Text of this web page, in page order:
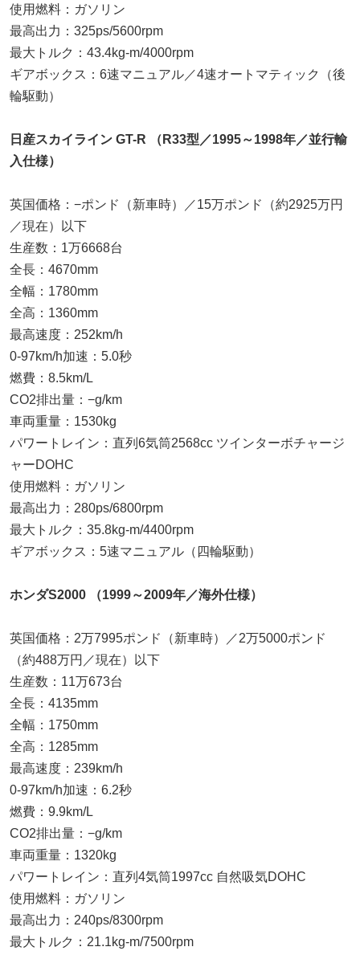
使用燃料：ガソリン
最高出力：325ps/5600rpm
最大トルク：43.4kg-m/4000rpm
ギアボックス：6速マニュアル／4速オートマティック（後
輪駆動）
日産スカイライン GT-R （R33型／1995～1998年／並行輸
入仕様）
英国価格：−ポンド（新車時）／15万ポンド（約2925万円
／現在）以下
生産数：1万6668台
全長：4670mm
全幅：1780mm
全高：1360mm
最高速度：252km/h
0-97km/h加速：5.0秒
燃費：8.5km/L
CO2排出量：−g/km
車両重量：1530kg
パワートレイン：直列6気筒2568cc ツインターボチャージ
ャーDOHC
使用燃料：ガソリン
最高出力：280ps/6800rpm
最大トルク：35.8kg-m/4400rpm
ギアボックス：5速マニュアル（四輪駆動）
ホンダS2000 （1999～2009年／海外仕様）
英国価格：2万7995ポンド（新車時）／2万5000ポンド
（約488万円／現在）以下
生産数：11万673台
全長：4135mm
全幅：1750mm
全高：1285mm
最高速度：239km/h
0-97km/h加速：6.2秒
燃費：9.9km/L
CO2排出量：−g/km
車両重量：1320kg
パワートレイン：直列4気筒1997cc 自然吸気DOHC
使用燃料：ガソリン
最高出力：240ps/8300rpm
最大トルク：21.1kg-m/7500rpm